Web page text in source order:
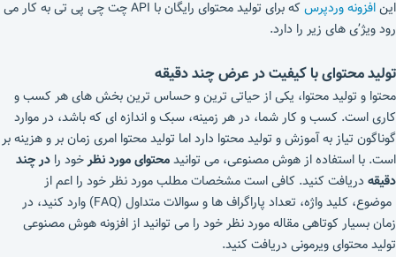
اینافزونه وردپرس
که برای تولید محتوای رایگان با API چت چی پی تی به کار می
رود ویژ’ی های زیر را دارد.
تولید محتوای با کیفیت در عرض چند دقیقه
محتوا و تولید محتوا، یکی از حیاتی ترین و حساس ترین بخش های هر کسب و
کاری است. کسب و کار شما، در هر زمینه، سبک و اندازه ای که باشد، در موارد
گوناگون تیاز به آموزش و تولید محتوا دارد اما تولید محتوا امری زمان بر و هزینه بر
است. با استفاده از هوش مصنوعی، می توانیدمحتوای مورد نظرخود را در چند
دقیقه دریافت کنید. کافی است مشخصات مطلب مورد نظر خود را اعم از
موضوع، کلید واژه، تعداد پاراگراف ها و سوالات متداول (FAQ) وارد کنید، در
زمان بسیار کوتاهی مقاله مورد نظر خود را می توانید از افزونه هوش مصنوعی
تولید محتوای ویرمونی دریافت کنید.